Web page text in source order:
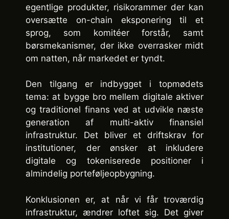
egentlige produkter, risikorammer der kan
oversætte on-chain eksponering til et
sprog, som komitéer forstår, samt
børsmekanismer, der ikke overrasker midt
om natten, når markedet er tyndt.
Den tilgang er indbygget i topmødets
tema: at bygge bro mellem digitale aktiver
og traditionel finans ved at udvikle næste
generation af multi-aktiv finansiel
infrastruktur. Det bliver et driftskrav for
institutioner, der ønsker at inkludere
digitale og tokeniserede positioner i
almindelig porteføljeopbygning.
Konklusionen er, at når vi får troværdig
infrastruktur, ændrer loftet sig. Det giver